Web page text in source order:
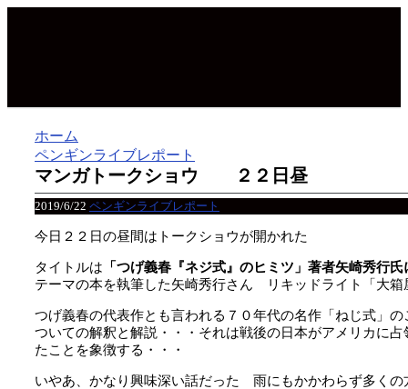
ホーム
ペンギンライブレポート
マンガトークショウ ２２日昼
2019/6/22 ペンギンライブレポート
今日２２日の昼間はトークショウが開かれた
タイトルは 「つげ義春『ネジ式』のヒミツ」著者矢崎秀行
テーマの本を執筆した矢崎秀行さん リキッドライト「大
つげ義春の代表作とも言われる７０年代の名作「ねじ式」
ついての解釈と解説・・・それは戦後の日本がアメリカに
たことを象徴する・・・
いやあ、かなり興味深い話だった 雨にもかかわらず多く